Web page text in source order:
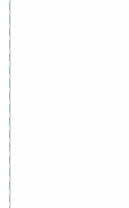
Киплинг, Редьярд
Кобербёль, Лине
Козинец, Людмила
Козлов, Вильям
Коковин, Евгений
Коллоди, Карло
Колфер, Йон
Конан Дойл, Артур
Коржиков, Виталий
Коцюбинский, Михаил
Крапивин, Владислав
Кривин, Феликс
Крылов, Иван
Крюс, Джеймс
Кулеш, Пантелеймон
Кумма, Александр